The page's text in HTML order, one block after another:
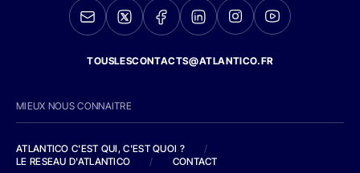
TOUSLESCONTACTS@ATLANTICO.FR
MIEUX NOUS CONNAITRE
ATLANTICO C'EST QUI, C'EST QUOI ?
/
LE RESEAU D'ATLANTICO
/ CONTACT